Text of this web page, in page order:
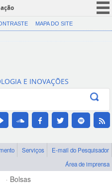
CORONAVÍRUS (COVID-19)
Canais
MAPA DO SITE
E INOVAÇÕES
Serviços
E-mail do Pesquisador
Área de imprensa
Bolsas